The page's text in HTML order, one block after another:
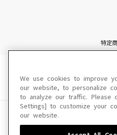
特定
こ
We use cookies to improve
our website, to personalize
to analyze our traffic. Please
Settings] to customize your
our website.